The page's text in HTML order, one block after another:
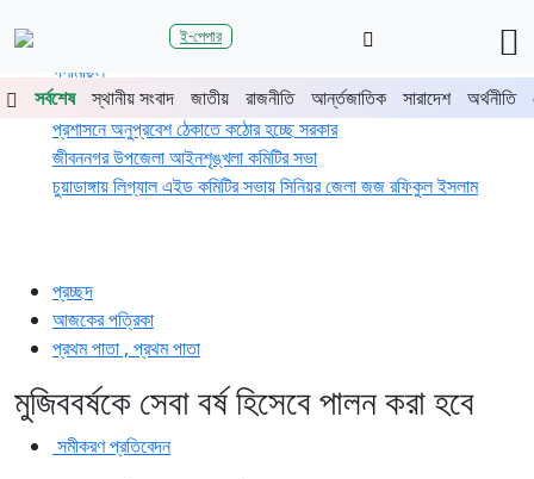
ই-পেপার
জুলাই গণঅভ্যুত্থানের দ্বিতীয় বর্ষপূর্তিতে চুয়াডাঙ্গা-মেহেরপুরে জামায়াতের
গণমিছিল
চুয়াডাঙ্গায় সওজের বাসভবন ও সড়কের ২৬টি গাছ প্রায় ৫ লাখে নিলামে বিক্রি
প্রশাসনে অনুপ্রবেশ ঠেকাতে কঠোর হচ্ছে সরকার
জীবননগর উপজেলা আইনশৃঙ্খলা কমিটির সভা
চুয়াডাঙ্গায় লিগ্যাল এইড কমিটির সভায় সিনিয়র জেলা জজ রফিকুল ইসলাম
সর্বশেষ স্থানীয় সংবাদ জাতীয় রাজনীতি আর্ন্তজাতিক সারাদেশ অর্থনীতি
প্রচ্ছদ
আজকের পত্রিকা
প্রথম পাতা , প্রথম পাতা
মুজিববর্ষকে সেবা বর্ষ হিসেবে পালন করা হবে
সমীকরণ প্রতিবেদন